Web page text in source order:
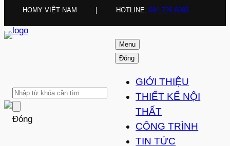
HOMY VIỆT NAM HOTLINE:091 726 6996
Đóng
Menu
Đóng
GIỚI THIỆU
THIẾT KẾ NỘI
THẤT
CÔNG TRÌNH
TIN TỨC